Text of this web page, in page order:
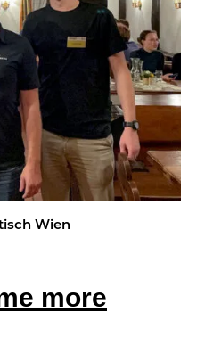
Wien
more